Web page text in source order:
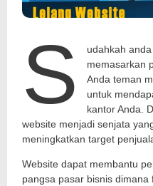
S
udahkah
memasarkan
Anda teman
untuk
kantor Anda.
website menjadi senjata
meningkatkan target
Website dapat membantu
pangsa pasar bisnis